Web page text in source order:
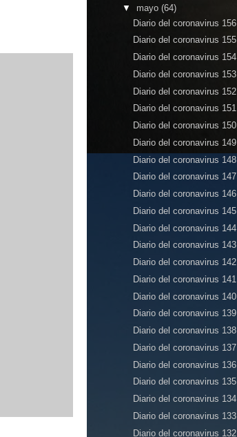
▼ mayo (64)
Diario del coronavirus 156
Diario del coronavirus 155
Diario del coronavirus 154
Diario del coronavirus 153
Diario del coronavirus 152
Diario del coronavirus 151
Diario del coronavirus 150
Diario del coronavirus 149
Diario del coronavirus 148
Diario del coronavirus 147
Diario del coronavirus 146
Diario del coronavirus 145
Diario del coronavirus 144
Diario del coronavirus 143
Diario del coronavirus 142
Diario del coronavirus 141
Diario del coronavirus 140
Diario del coronavirus 139
Diario del coronavirus 138
Diario del coronavirus 137
Diario del coronavirus 136
Diario del coronavirus 135
Diario del coronavirus 134
Diario del coronavirus 133
Diario del coronavirus 132